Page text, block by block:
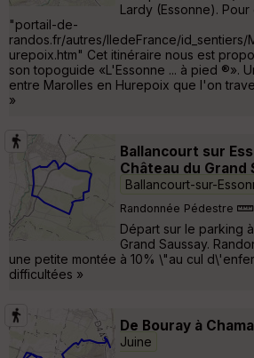
Lardy (Essonne).
"portail-de-
randos.fr/autres/IledeFrance/id_sentiers/
urepoix.htm" Cet itinéraire nous est
son topoguide «L'Essonne ... à pied ®».
entre Marolles en Hurepoix que l'on
»
Ballancourt sur
Château du Grand
Ballancourt-sur-
Randonnée Pédestre
Départ sur le parking
Grand Saussay.
une petite montée à 10% \"au cul
difficultées »
De Bouray à
Juine